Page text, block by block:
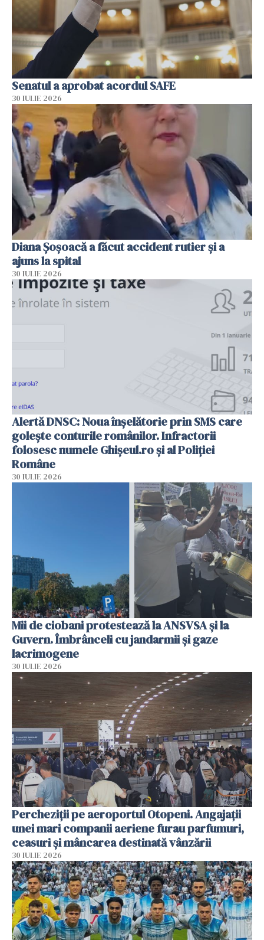
Senatul a aprobat acordul SAFE
30 IULIE 2026
Diana Șoșoacă a făcut accident rutier și a
ajuns la spital
30 IULIE 2026
Alertă DNSC: Noua înșelătorie prin SMS care
golește conturile românilor. Infractorii
folosesc numele Ghișeul.ro și al Poliției
Române
30 IULIE 2026
Mii de ciobani protestează la ANSVSA și la
Guvern. Îmbrânceli cu jandarmii și gaze
lacrimogene
30 IULIE 2026
Percheziții pe aeroportul Otopeni. Angajații
unei mari companii aeriene furau parfumuri,
ceasuri și mâncarea destinată vânzării
30 IULIE 2026